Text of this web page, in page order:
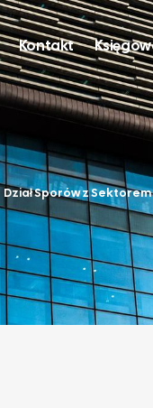
Kontakt
Dział Sporów z